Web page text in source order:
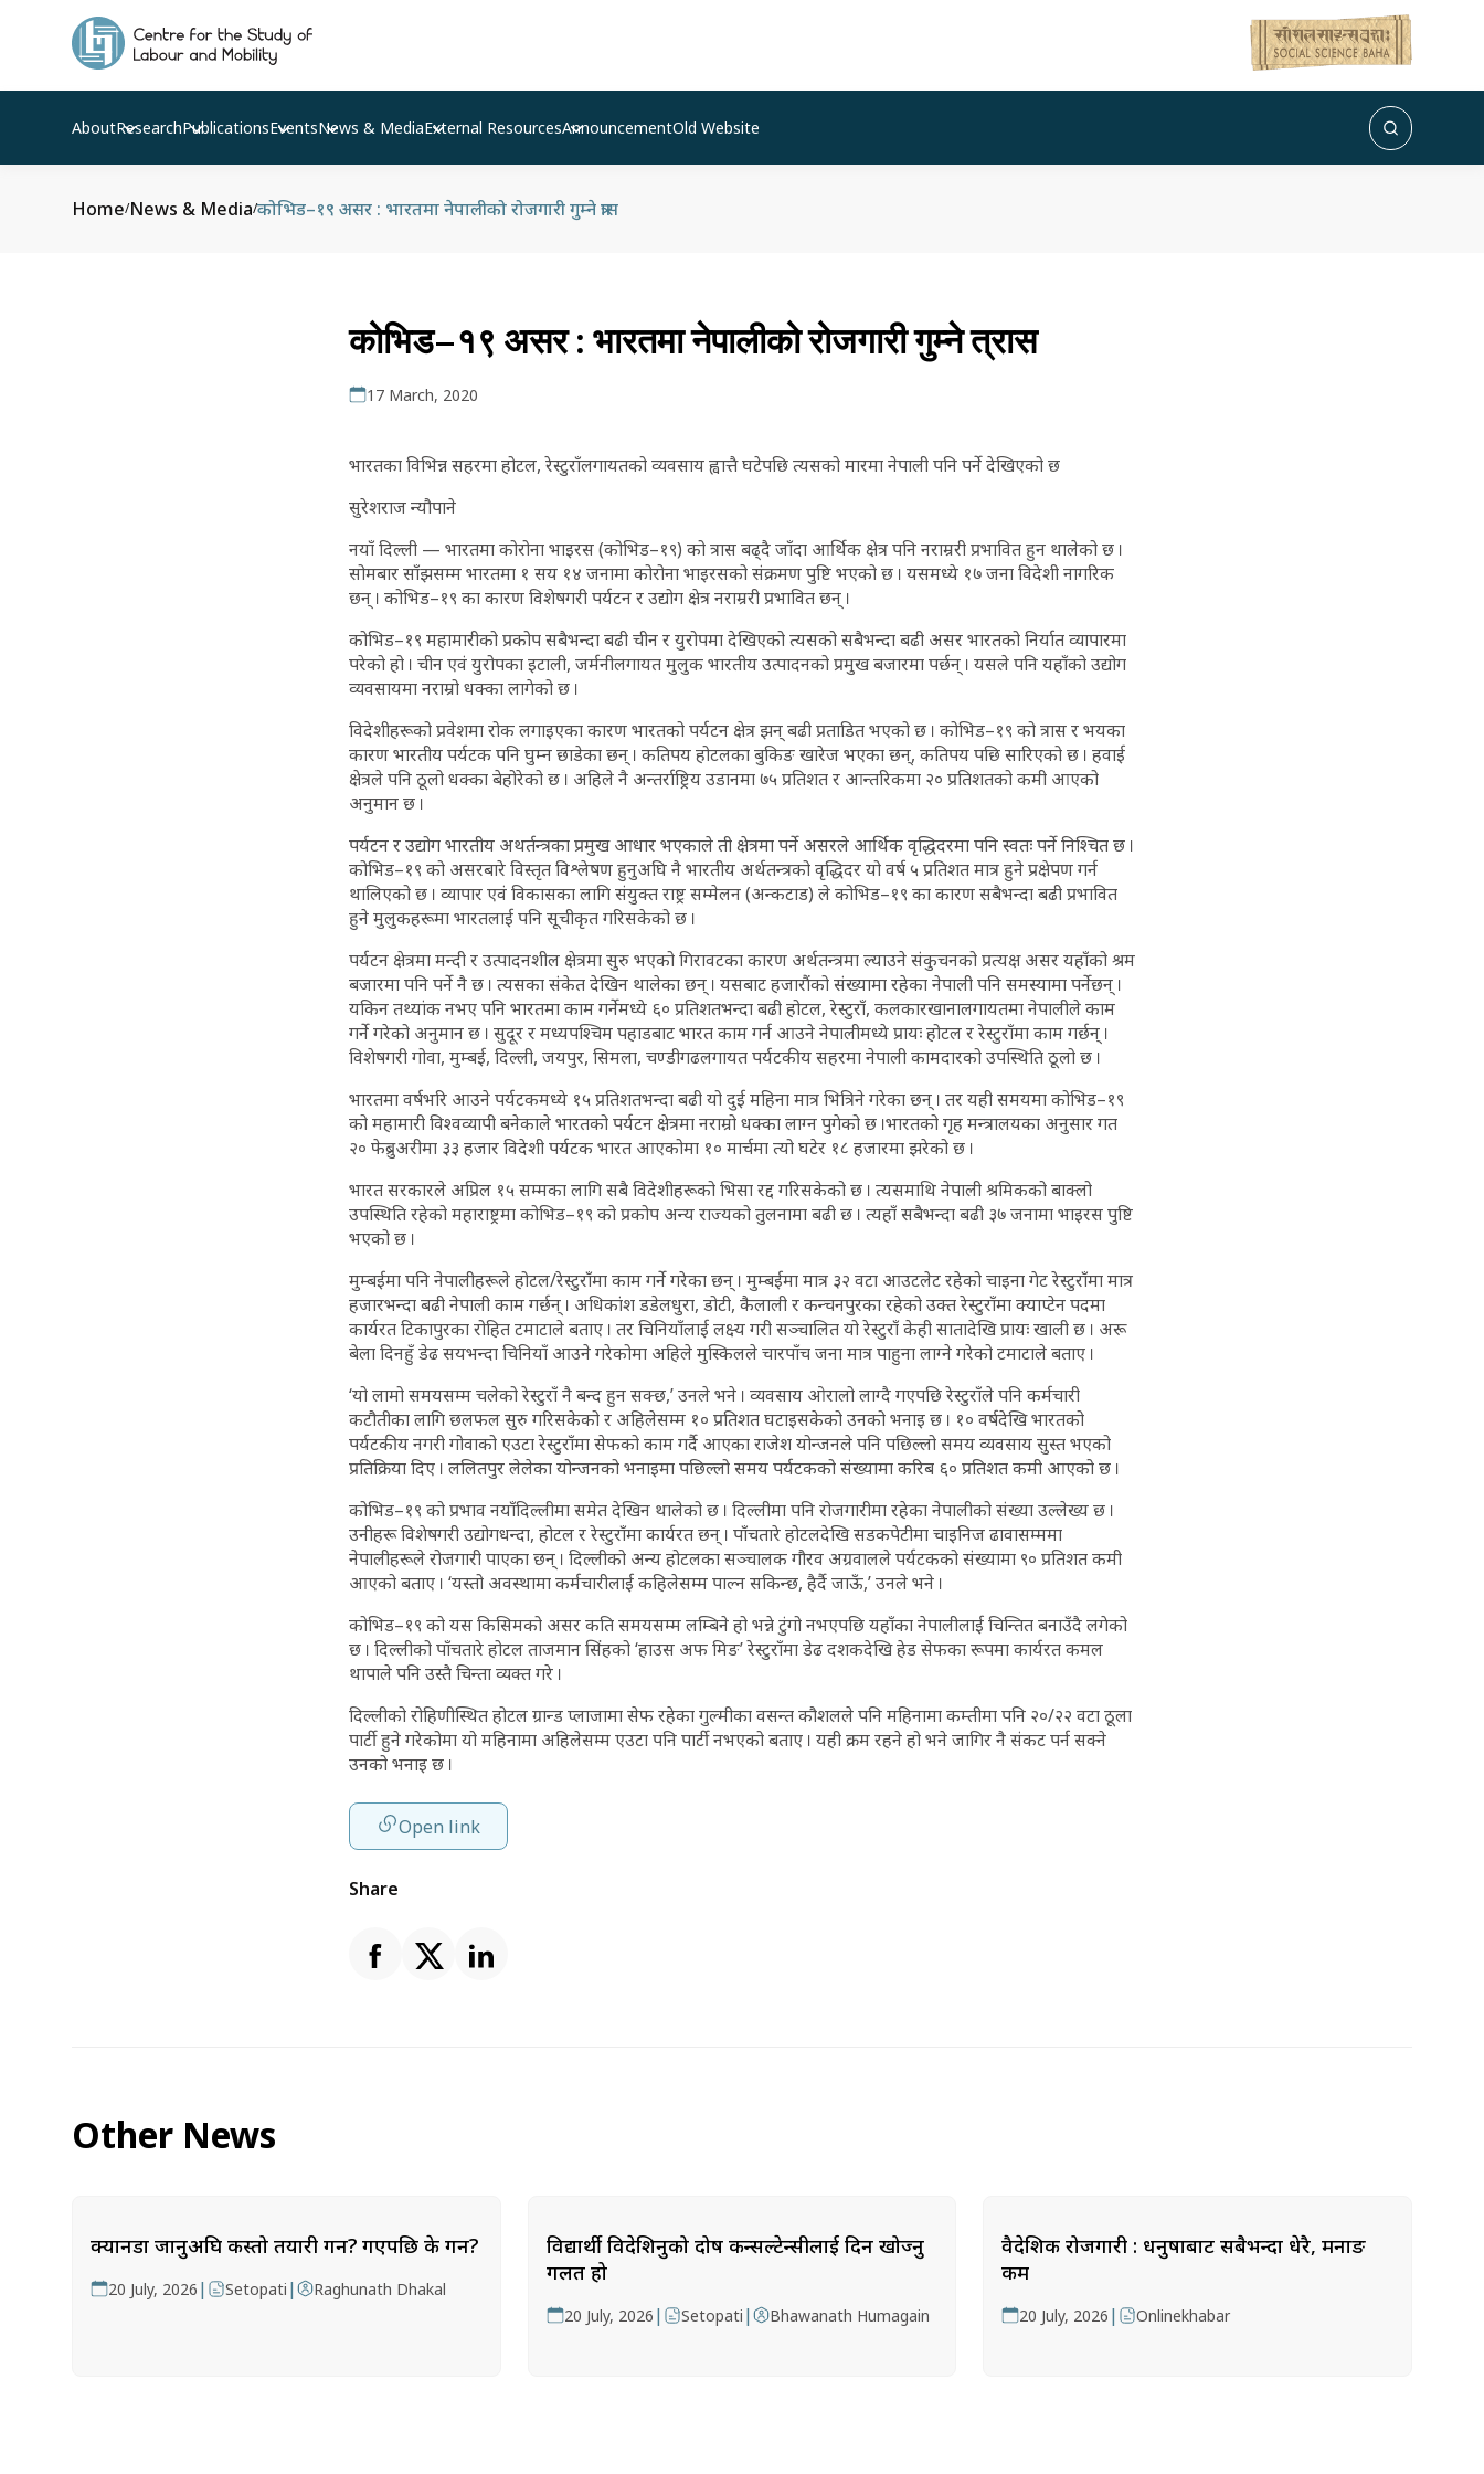
AboutResearchPublicationsEventsNews & MediaExternal ResourcesAnnouncementOld Website
Home/News & Media/कोभिड–१९ असर : भारतमा नेपालीको रोजगारी गुम्ने त्रास
कोभिड–१९ असर : भारतमा नेपालीको रोजगारी गुम्ने त्रास
17 March, 2020
भारतका विभिन्न सहरमा होटल, रेस्टुराँलगायतको व्यवसाय ह्वात्तै घटेपछि त्यसको मारमा नेपाली पनि पर्ने देखिएको छ
सुरेशराज न्यौपाने
नयाँ दिल्ली — भारतमा कोरोना भाइरस (कोभिड–१९) को त्रास बढ्दै जाँदा आर्थिक क्षेत्र पनि नराम्ररी प्रभावित हुन थालेको छ ।
सोमबार साँझसम्म भारतमा १ सय १४ जनामा कोरोना भाइरसको संक्रमण पुष्टि भएको छ । यसमध्ये १७ जना विदेशी नागरिक
छन् । कोभिड–१९ का कारण विशेषगरी पर्यटन र उद्योग क्षेत्र नराम्ररी प्रभावित छन् ।
कोभिड–१९ महामारीको प्रकोप सबैभन्दा बढी चीन र युरोपमा देखिएको त्यसको सबैभन्दा बढी असर भारतको निर्यात व्यापारमा
परेको हो । चीन एवं युरोपका इटाली, जर्मनीलगायत मुलुक भारतीय उत्पादनको प्रमुख बजारमा पर्छन् । यसले पनि यहाँको उद्योग
व्यवसायमा नराम्रो धक्का लागेको छ ।
विदेशीहरूको प्रवेशमा रोक लगाइएका कारण भारतको पर्यटन क्षेत्र झन् बढी प्रताडित भएको छ । कोभिड–१९ को त्रास र भयका
कारण भारतीय पर्यटक पनि घुम्न छाडेका छन् । कतिपय होटलका बुकिङ खारेज भएका छन्, कतिपय पछि सारिएको छ । हवाई
क्षेत्रले पनि ठूलो धक्का बेहोरेको छ । अहिले नै अन्तर्राष्ट्रिय उडानमा ७५ प्रतिशत र आन्तरिकमा २० प्रतिशतको कमी आएको
अनुमान छ ।
पर्यटन र उद्योग भारतीय अथर्तन्त्रका प्रमुख आधार भएकाले ती क्षेत्रमा पर्ने असरले आर्थिक वृद्धिदरमा पनि स्वतः पर्ने निश्चित छ ।
कोभिड–१९ को असरबारे विस्तृत विश्लेषण हुनुअघि नै भारतीय अर्थतन्त्रको वृद्धिदर यो वर्ष ५ प्रतिशत मात्र हुने प्रक्षेपण गर्न
थालिएको छ । व्यापार एवं विकासका लागि संयुक्त राष्ट्र सम्मेलन (अन्कटाड) ले कोभिड–१९ का कारण सबैभन्दा बढी प्रभावित
हुने मुलुकहरूमा भारतलाई पनि सूचीकृत गरिसकेको छ ।
पर्यटन क्षेत्रमा मन्दी र उत्पादनशील क्षेत्रमा सुरु भएको गिरावटका कारण अर्थतन्त्रमा ल्याउने संकुचनको प्रत्यक्ष असर यहाँको श्रम
बजारमा पनि पर्ने नै छ । त्यसका संकेत देखिन थालेका छन् । यसबाट हजारौंको संख्यामा रहेका नेपाली पनि समस्यामा पर्नेछन् ।
यकिन तथ्यांक नभए पनि भारतमा काम गर्नेमध्ये ६० प्रतिशतभन्दा बढी होटल, रेस्टुराँ, कलकारखानालगायतमा नेपालीले काम
गर्ने गरेको अनुमान छ । सुदूर र मध्यपश्चिम पहाडबाट भारत काम गर्न आउने नेपालीमध्ये प्रायः होटल र रेस्टुराँमा काम गर्छन् ।
विशेषगरी गोवा, मुम्बई, दिल्ली, जयपुर, सिमला, चण्डीगढलगायत पर्यटकीय सहरमा नेपाली कामदारको उपस्थिति ठूलो छ ।
भारतमा वर्षभरि आउने पर्यटकमध्ये १५ प्रतिशतभन्दा बढी यो दुई महिना मात्र भित्रिने गरेका छन् । तर यही समयमा कोभिड–१९
को महामारी विश्वव्यापी बनेकाले भारतको पर्यटन क्षेत्रमा नराम्रो धक्का लाग्न पुगेको छ ।भारतको गृह मन्त्रालयका अनुसार गत
२० फेब्रुअरीमा ३३ हजार विदेशी पर्यटक भारत आएकोमा १० मार्चमा त्यो घटेर १८ हजारमा झरेको छ ।
भारत सरकारले अप्रिल १५ सम्मका लागि सबै विदेशीहरूको भिसा रद्द गरिसकेको छ । त्यसमाथि नेपाली श्रमिकको बाक्लो
उपस्थिति रहेको महाराष्ट्रमा कोभिड–१९ को प्रकोप अन्य राज्यको तुलनामा बढी छ । त्यहाँ सबैभन्दा बढी ३७ जनामा भाइरस पुष्टि
भएको छ ।
मुम्बईमा पनि नेपालीहरूले होटल/रेस्टुराँमा काम गर्ने गरेका छन् । मुम्बईमा मात्र ३२ वटा आउटलेट रहेको चाइना गेट रेस्टुराँमा मात्र
हजारभन्दा बढी नेपाली काम गर्छन् । अधिकांश डडेलधुरा, डोटी, कैलाली र कन्चनपुरका रहेको उक्त रेस्टुराँमा क्याप्टेन पदमा
कार्यरत टिकापुरका रोहित टमाटाले बताए । तर चिनियाँलाई लक्ष्य गरी सञ्चालित यो रेस्टुराँ केही सातादेखि प्रायः खाली छ । अरू
बेला दिनहुँ डेढ सयभन्दा चिनियाँ आउने गरेकोमा अहिले मुस्किलले चारपाँच जना मात्र पाहुना लाग्ने गरेको टमाटाले बताए ।
‘यो लामो समयसम्म चलेको रेस्टुराँ नै बन्द हुन सक्छ,’ उनले भने । व्यवसाय ओरालो लाग्दै गएपछि रेस्टुराँले पनि कर्मचारी
कटौतीका लागि छलफल सुरु गरिसकेको र अहिलेसम्म १० प्रतिशत घटाइसकेको उनको भनाइ छ । १० वर्षदेखि भारतको
पर्यटकीय नगरी गोवाको एउटा रेस्टुराँमा सेफको काम गर्दै आएका राजेश योन्जनले पनि पछिल्लो समय व्यवसाय सुस्त भएको
प्रतिक्रिया दिए । ललितपुर लेलेका योन्जनको भनाइमा पछिल्लो समय पर्यटकको संख्यामा करिब ६० प्रतिशत कमी आएको छ ।
कोभिड–१९ को प्रभाव नयाँदिल्लीमा समेत देखिन थालेको छ । दिल्लीमा पनि रोजगारीमा रहेका नेपालीको संख्या उल्लेख्य छ ।
उनीहरू विशेषगरी उद्योगधन्दा, होटल र रेस्टुराँमा कार्यरत छन् । पाँचतारे होटलदेखि सडकपेटीमा चाइनिज ढावासम्ममा
नेपालीहरूले रोजगारी पाएका छन् । दिल्लीको अन्य होटलका सञ्चालक गौरव अग्रवालले पर्यटकको संख्यामा ९० प्रतिशत कमी
आएको बताए । ‘यस्तो अवस्थामा कर्मचारीलाई कहिलेसम्म पाल्न सकिन्छ, हैर्दै जाऊँ,’ उनले भने ।
कोभिड–१९ को यस किसिमको असर कति समयसम्म लम्बिने हो भन्ने टुंगो नभएपछि यहाँका नेपालीलाई चिन्तित बनाउँदै लगेको
छ । दिल्लीको पाँचतारे होटल ताजमान सिंहको ‘हाउस अफ मिङ’ रेस्टुराँमा डेढ दशकदेखि हेड सेफका रूपमा कार्यरत कमल
थापाले पनि उस्तै चिन्ता व्यक्त गरे ।
दिल्लीको रोहिणीस्थित होटल ग्रान्ड प्लाजामा सेफ रहेका गुल्मीका वसन्त कौशलले पनि महिनामा कम्तीमा पनि २०/२२ वटा ठूला
पार्टी हुने गरेकोमा यो महिनामा अहिलेसम्म एउटा पनि पार्टी नभएको बताए । यही क्रम रहने हो भने जागिर नै संकट पर्न सक्ने
उनको भनाइ छ ।
Open link
Share
Other News
क्यानडा जानुअघि कस्तो तयारी गर्ने? गएपछि के गर्ने?
20 July, 2026 | Setopati | Raghunath Dhakal
विद्यार्थी विदेशिनुको दोष कन्सल्टेन्सीलाई दिन खोज्नु
गलत हो
20 July, 2026 | Setopati | Bhawanath Humagain
वैदेशिक रोजगारी : धनुषाबाट सबैभन्दा धेरै, मनाङ
कम
20 July, 2026 | Onlinekhabar